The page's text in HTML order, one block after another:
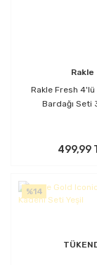
Rakle
Rakle Fresh 4'lü
Bardağı Seti
499,99
%14